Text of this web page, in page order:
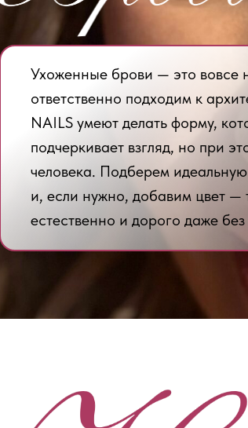
Ухоженные брови — это вовсе
ответственно подходим к
NAILS умеют делать форму,
подчеркивает взгляд, но при
человека. Подберем
и, если нужно, добавим цвет —
естественно и дорого даже